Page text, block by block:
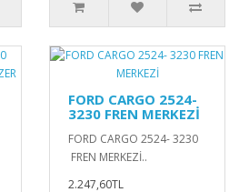
FORD CARGO 2524-
3230 FREN MERKEZİ
FORD CARGO 2524- 3230
FREN MERKEZİ..
2.247,60TL